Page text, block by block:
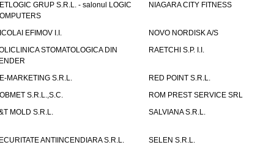
GRUP S.R.L. - salonul LOGIC
NIAGARA CITY FITNESS
EFIMOV I.I.
NOVO NORDISK A/S
STOMATOLOGICA DIN
RAETCHI S.P. I.I.
MARKETING S.R.L.
RED POINT S.R.L.
S.R.L.,S.C.
ROM PREST SERVICE SRL
MOLD S.R.L.
SALVIANA S.R.L.
ANTIINCENDIARA S.R.L.
SELEN S.R.L.